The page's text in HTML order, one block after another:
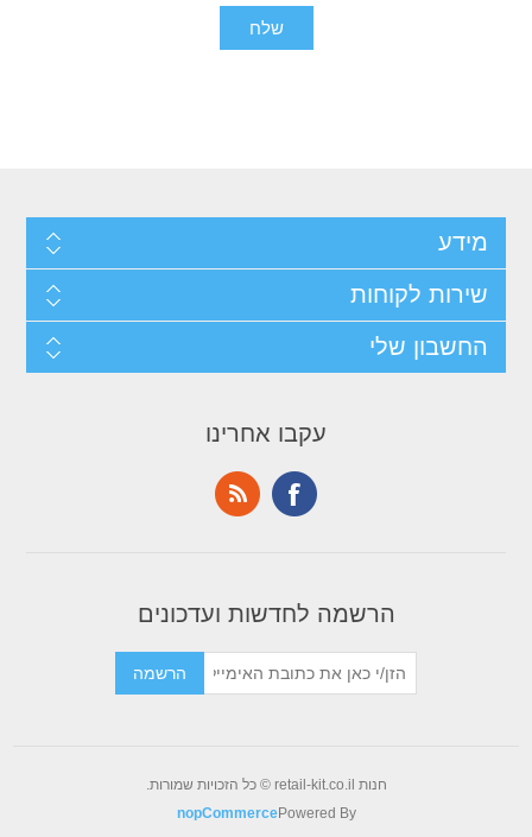
מידע
שירות לקוחות
החשבון שלי
עקבו אחרינו
הרשמה לחדשות ועדכונים
חנות retail-kit.co.il © כל הזכויות שמורות.
Powered By
nopCommerce